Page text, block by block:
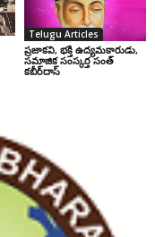
Telugu Articles
ప్రజాకవి, భక్తి ఉద్యమకారుడు,
సమాజిక సంస్కర్త సంత్‌
కబీర్‌దాస్‌